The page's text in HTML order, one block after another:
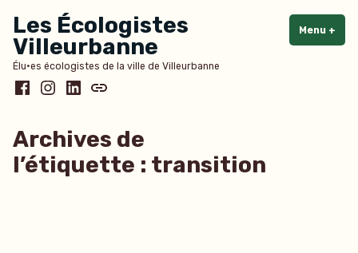
au
contenu
Les Écologistes
Villeurbanne
Élu·es écologistes de la ville de Villeurbanne
Menu +
Facebook
Instagram
LinkedInBluesky
Archives de
l’étiquette : transition